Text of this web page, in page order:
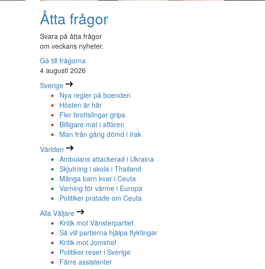
Åtta frågor
Svara på åtta frågor
om veckans nyheter.
Gå till frågorna
4 augusti 2026
Sverige
Nya regler på boenden
Hösten är här
Fler brottslingar grips
Billigare mat i affären
Man från gäng dömd i Irak
Världen
Ambulans attackerad i Ukraina
Skjutning i skola i Thailand
Många barn kvar i Ceuta
Varning för värme i Europa
Politiker pratade om Ceuta
Alla Väljare
Kritik mot Vänsterpartiet
Så vill partierna hjälpa flyktingar
Kritik mot Jomshof
Politiker reser i Sverige
Färre assistenter